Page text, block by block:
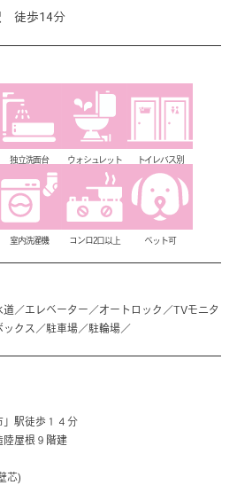
徒歩14分
独立洗面台 ウォシュレット トイレバス別
室内洗濯機 コンロ2口以上 ペット可
／エレベーター／オートロック／TVモニタ
クス／駐車場／駐輪場／
駅徒歩１４分
屋根９階建
芯)